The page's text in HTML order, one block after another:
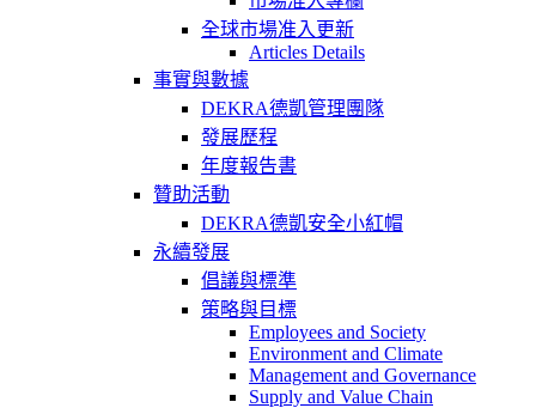
全球市場准入更新
Articles Details
事實與數據
DEKRA德凱管理團隊
發展歷程
年度報告書
贊助活動
DEKRA德凱安全小紅帽
永續發展
倡議與標準
策略與目標
Employees and Society
Environment and Climate
Management and Governance
Supply and Value Chain